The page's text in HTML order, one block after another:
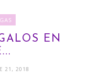
EN
21, 2018